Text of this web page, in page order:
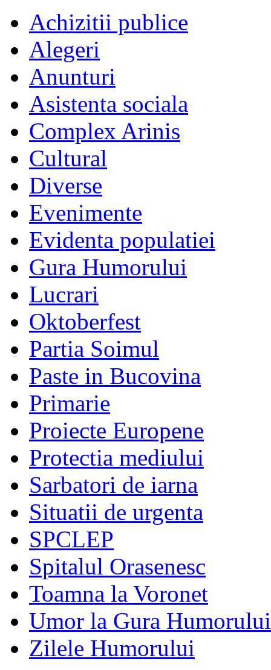
Achizitii publice
Alegeri
Anunturi
Asistenta sociala
Complex Arinis
Cultural
Diverse
Evenimente
Evidenta populatiei
Gura Humorului
Lucrari
Oktoberfest
Partia Soimul
Paste in Bucovina
Primarie
Proiecte Europene
Protectia mediului
Sarbatori de iarna
Situatii de urgenta
SPCLEP
Spitalul Orasenesc
Toamna la Voronet
Umor la Gura Humorului
Zilele Humorului